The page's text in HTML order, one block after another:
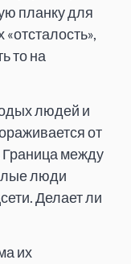
планку для
то на
людей и
от
Граница между
люди
Делает ли
их